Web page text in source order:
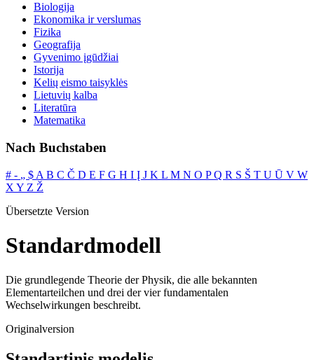
Biologija
Ekonomika ir verslumas
Fizika
Geografija
Gyvenimo įgūdžiai
Istorija
Kelių eismo taisyklės
Lietuvių kalba
Literatūra
Matematika
Nach Buchstaben
# ‐ „ $ A B C Č D E F G H I Į J K L M N O PQ R S Š T U Ū V W
X Y Z Ž
Übersetzte Version
Standardmodell
Die grundlegende Theorie der Physik, die alle bekannten
Elementarteilchen und drei der vier fundamentalen
Wechselwirkungen beschreibt.
Originalversion